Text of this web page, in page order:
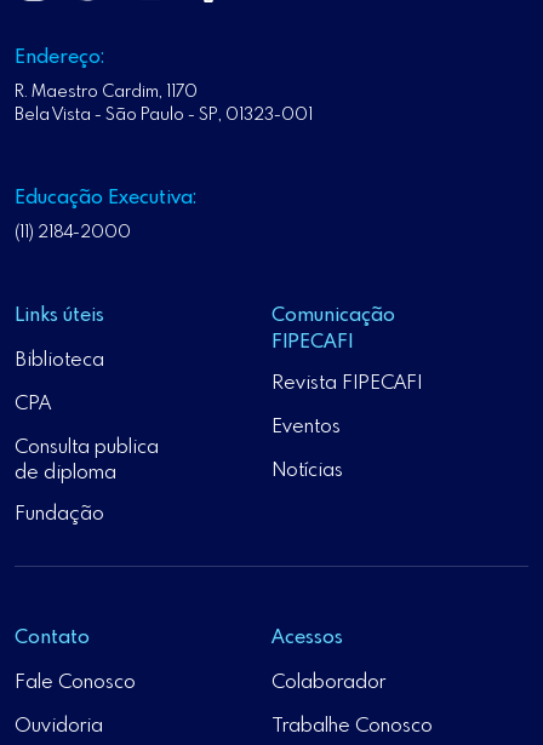
Endereço:
R. Maestro Cardim, 1170
Bela Vista - São Paulo - SP, 01323-001
Educação Executiva:
(11) 2184-2000
Links úteis
Biblioteca
CPA
Consulta publica
de diploma
Fundação
Comunicação
FIPECAFI
Revista FIPECAFI
Eventos
Notícias
Contato
Fale Conosco
Ouvidoria
Acessos
Colaborador
Trabalhe Conosco